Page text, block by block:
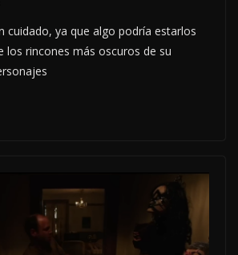
cuidado, ya que algo podría estarlos
los rincones más oscuros de su